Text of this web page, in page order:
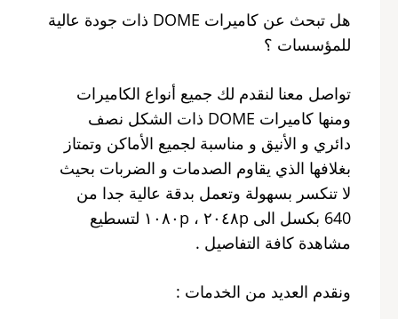
هل تبحث عن كاميرات DOME ذات جودة عالية
للمؤسسات ؟
تواصل معنا لنقدم لك جميع أنواع الكاميرات
ومنها كاميرات DOME ذات الشكل نصف
دائري و الأنيق و مناسبة لجميع الأماكن وتمتاز
بغلافها الذي يقاوم الصدمات و الضربات بحيث
لا تنكسر بسهولة وتعمل بدقة عالية جدا من
640 بكسل الى ٢٠٤٨p ، ١٠٨٠p لتسطيع
مشاهدة كافة التفاصيل .
ونقدم العديد من الخدمات :